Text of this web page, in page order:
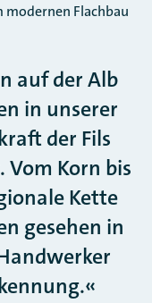
modernen Flachbau
auf der Alb
in unserer
der Fils
Korn bis
Kette
gesehen in